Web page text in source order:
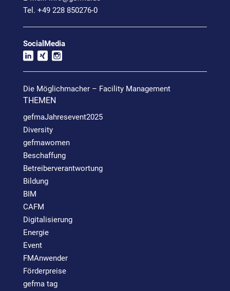
Tel. +49 228 850276-0
SocialMedia
Die Möglichmacher – Facility Management
THEMEN
gefmaJahresevent2025
Diversity
gefmawomen
Beschaffung
Betreiberverantwortung
Bildung
BIM
CAFM
Digitalisierung
Energie
Event
FMAnwender
Förderpreise
gefma tag